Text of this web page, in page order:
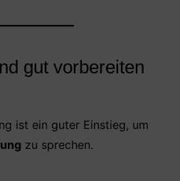
gut vorbereiten
ist ein guter Einstieg, um
zu sprechen.